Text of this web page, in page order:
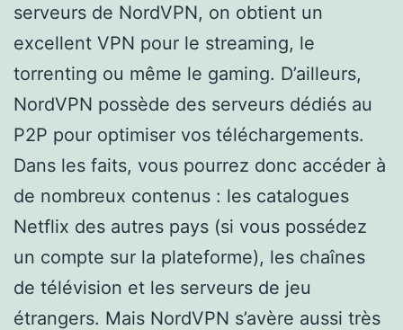
serveurs de NordVPN, on obtient un
excellent VPN pour le streaming, le
torrenting ou même le gaming. D’ailleurs,
NordVPN possède des serveurs dédiés au
P2P pour optimiser vos téléchargements.
Dans les faits, vous pourrez donc accéder à
de nombreux contenus : les catalogues
Netflix des autres pays (si vous possédez
un compte sur la plateforme), les chaînes
de télévision et les serveurs de jeu
étrangers. Mais NordVPN s’avère aussi très